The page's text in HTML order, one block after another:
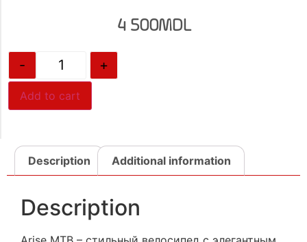
4 500MDL
- +
Add to cart
Description Additional information
Description